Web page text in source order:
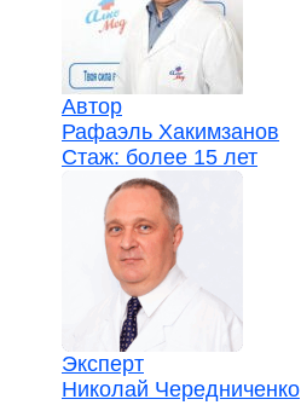
Автор
Рафаэль Хакимзанов
Стаж: более 15 лет
Эксперт
Николай Чередниченко